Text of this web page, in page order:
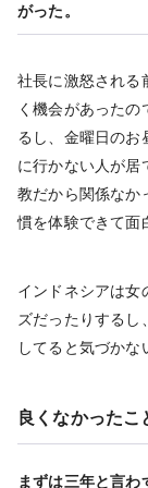
がった。
社長に激怒される
く機会があった
るし、金曜日のお
に行かない人が居
教だから関係なか
慣を体験できて面
インドネシアは女
ズだったりする
してると気づかな
良くなかったこ
まずは三年と言